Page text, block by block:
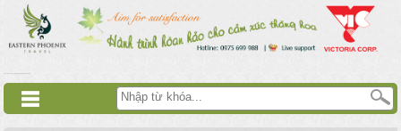
Nhảy đến nội dung